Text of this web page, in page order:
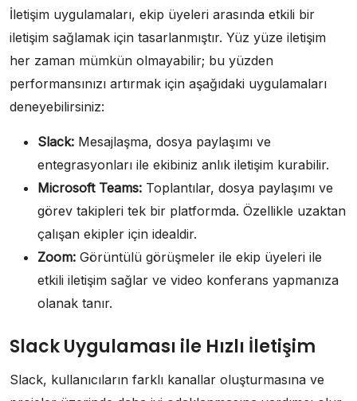
İletişim uygulamaları, ekip üyeleri arasında etkili bir
iletişim sağlamak için tasarlanmıştır. Yüz yüze iletişim
her zaman mümkün olmayabilir; bu yüzden
performansınızı artırmak için aşağıdaki uygulamaları
deneyebilirsiniz:
Slack: Mesajlaşma, dosya paylaşımı ve
entegrasyonları ile ekibiniz anlık iletişim kurabilir.
Microsoft Teams: Toplantılar, dosya paylaşımı ve
görev takipleri tek bir platformda. Özellikle uzaktan
çalışan ekipler için idealdir.
Zoom: Görüntülü görüşmeler ile ekip üyeleri ile
etkili iletişim sağlar ve video konferans yapmanıza
olanak tanır.
Slack Uygulaması ile Hızlı İletişim
Slack, kullanıcıların farklı kanallar oluşturmasına ve